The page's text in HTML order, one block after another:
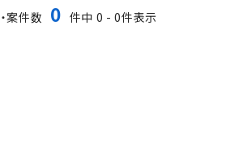
案件数 0 件中 0 - 0件表示